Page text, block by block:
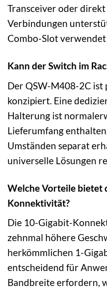
Transceiver oder direkt
Verbindungen
Combo-Slot
Kann der Switch im
Der QSW-M408-2C ist
konzipiert. Eine
Halterung ist
Lieferumfang
Umständen separat
universelle Lösungen
Welche Vorteile bietet
Konnektivität?
Die 10-Gigabit-
zehnmal höhere
herkömmlichen 1-
entscheidend für
Bandbreite erfordern,